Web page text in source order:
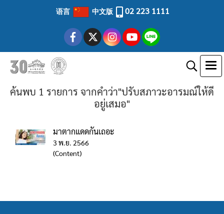
语言 中文版 02 223 1111
ค้นพบ 1 รายการ จากคำว่า"ปรับสภาวะอารมณ์ให้ดี
อยู่เสมอ"
มาตากแดดกันเถอะ
3 พ.ย. 2566
(Content)